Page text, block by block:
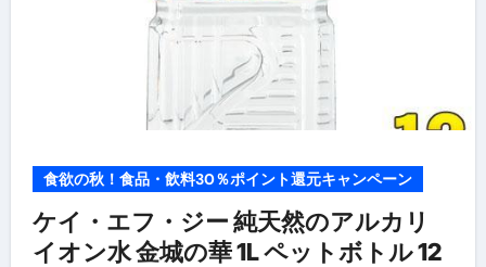
食欲の秋！食品・飲料30％ポイント還元キャンペーン
ケイ・エフ・ジー 純天然のアルカリ
イオン水 金城の華 1L ペットボトル 12